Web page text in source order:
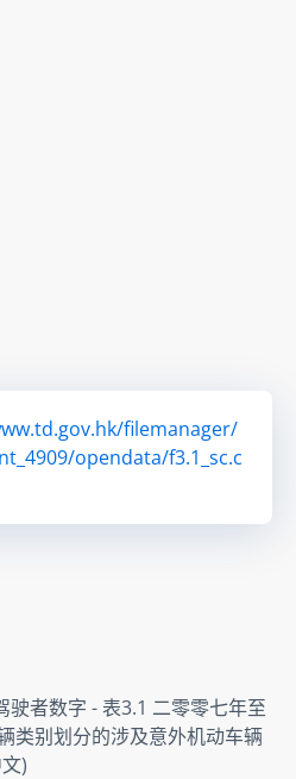
filemanager/
opendata/f3.1_sc.c
驶者数字 - 表3.1 二零零七年至
类别划分的涉及意外机动车辆
)